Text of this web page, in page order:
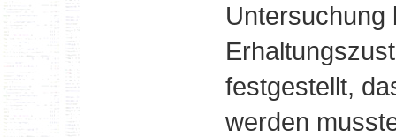
Untersuchung
festgestellt,
werden